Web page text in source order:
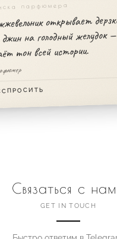
парфюмера
открывает
на голодный желудок
тон всей истории.
Связаться с
GET IN TOUCH